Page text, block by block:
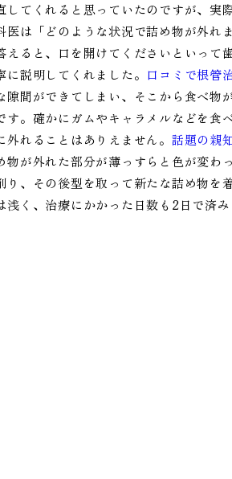
してくれると思っていたのですが、実
医は「どのような状況で詰め物が外れ
えると、口を開けてくださいといっ
に説明してくれました。 口コミで根管
隙間ができてしまい、そこから食べ物
す。確かにガムやキャラメルなどを食
外れることはありえません。 話題の親
物が外れた部分が薄っすらと色が変
り、その後型を取って新たな詰め物を
浅く、治療にかかった日数も2日で済み